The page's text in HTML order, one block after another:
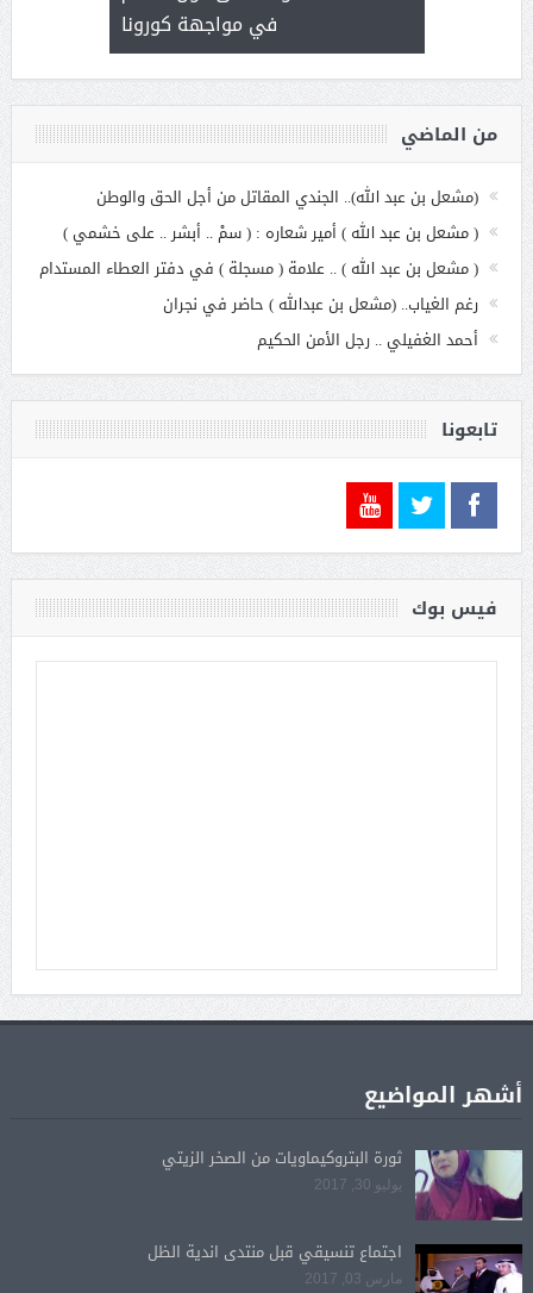
في مواجهة كورونا
من الماضي
(مشعل بن عبد الله).. الجندي المقاتل من أجل الحق والوطن
( مشعل بن عبد الله ) أمير شعاره : ( سمْ .. أبشر .. على خشمي )
( مشعل بن عبد الله ) .. علامة ( مسجلة ) في دفتر العطاء المستدام
رغم الغياب.. (مشعل بن عبدالله ) حاضر في نجران
أحمد الغفيلي .. رجل الأمن الحكيم
تابعونا
فيس بوك
أشهر المواضيع
ثورة البتروكيماويات من الصخر الزيتي
يوليو 30, 2017
اجتماع تنسيقي قبل منتدى اندية الظل
مارس 03, 2017